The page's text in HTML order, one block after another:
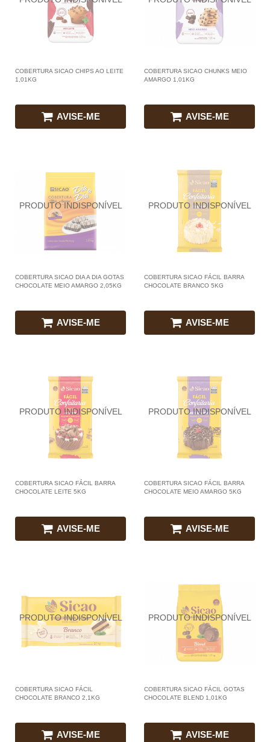
COBERTURA SICAO CHIPS AO LEITE
1,01KG
AVISE-ME
COBERTURA SICAO CHUNKS MEIO
AMARGO 1,01KG
AVISE-ME
COBERTURA SICAO DIA A DIA GOTAS
CHOCOLATE MEIO AMARGO 2,05KG
AVISE-ME
COBERTURA SICAO FÁCIL BARRA
CHOCOLATE BRANCO 5KG
AVISE-ME
COBERTURA SICAO FÁCIL BARRA
CHOCOLATE LEITE 5KG
AVISE-ME
COBERTURA SICAO FÁCIL BARRA
CHOCOLATE MEIO AMARGO 5KG
AVISE-ME
COBERTURA SICAO FÁCIL
CHOCOLATE BRANCO 2,1KG
AVISE-ME
COBERTURA SICAO FÁCIL GOTAS
CHOCOLATE BLEND 1,01KG
AVISE-ME